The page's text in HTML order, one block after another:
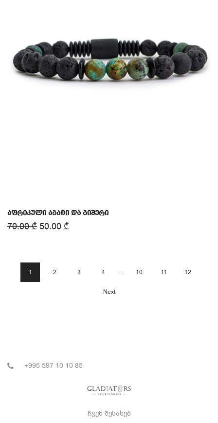
აფრიკული აგატი და გიშერი
70.00₾ 50.00 ₾
1 2 3 4 … 10 11 12
Next
+995 597 10 10 85
ჩვენ შესახებ